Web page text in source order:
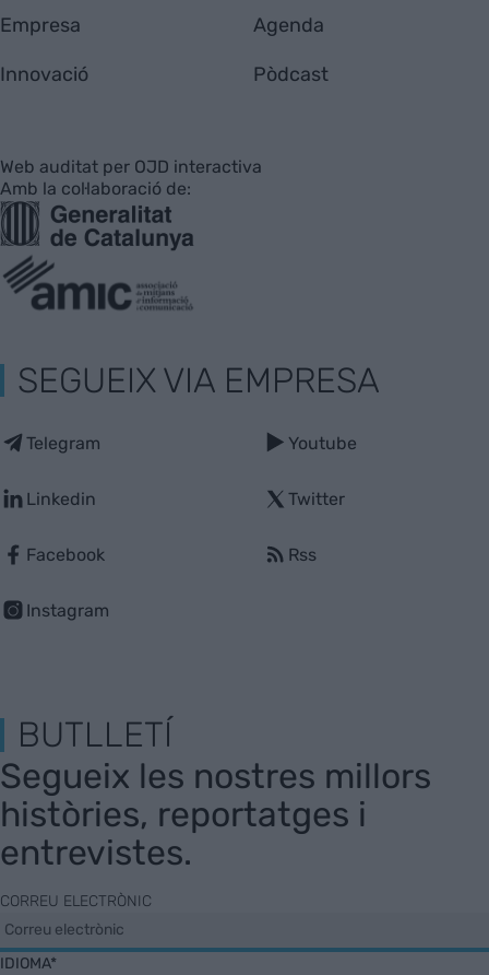
Empresa
Innovació
Agenda
Pòdcast
Web auditat per OJD interactiva
Amb la col·laboració de:
SEGUEIX VIA EMPRESA
Telegram
Linkedin
Facebook
Instagram
Youtube
Twitter
Rss
BUTLLETÍ
Segueix les nostres millors
històries, reportatges i
entrevistes.
CORREU ELECTRÒNIC
IDIOMA*